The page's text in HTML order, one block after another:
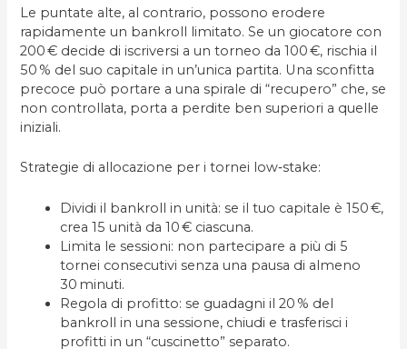
Le puntate alte, al contrario, possono erodere
rapidamente un bankroll limitato. Se un giocatore con
200 € decide di iscriversi a un torneo da 100 €, rischia il
50 % del suo capitale in un’unica partita. Una sconfitta
precoce può portare a una spirale di “recupero” che, se
non controllata, porta a perdite ben superiori a quelle
iniziali.
Strategie di allocazione per i tornei low‑stake:
Dividi il bankroll in unità: se il tuo capitale è 150 €,
crea 15 unità da 10 € ciascuna.
Limita le sessioni: non partecipare a più di 5
tornei consecutivi senza una pausa di almeno
30 minuti.
Regola di profitto: se guadagni il 20 % del
bankroll in una sessione, chiudi e trasferisci i
profitti in un “cuscinetto” separato.